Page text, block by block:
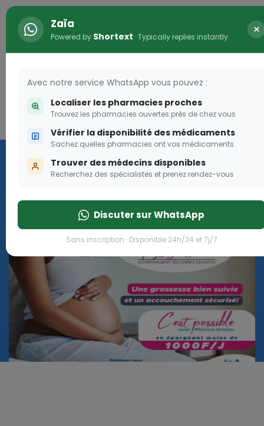
OLGA-ESTHER
Olga Esther pour les femmes
Olga Esther pour les femmes enceintes
we
Zaïa
Powered by Shortext · Typically replies instantly ×
Avec notre service WhatsApp vous pouvez :
Localiser les pharmacies proches
Trouvez les pharmacies ouvertes près de chez vous
Vérifier la disponibilité des médicaments
Sachez quelles pharmacies ont vos médicaments
Trouver des médecins disponibles
Recherchez des spécialistes et prenez rendez-vous
Discuter sur WhatsApp
Sans inscription · Disponible 24h/24 et 7j/7